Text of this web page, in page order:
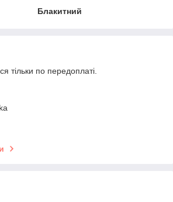
Блакитний
тільки по передоплаті.